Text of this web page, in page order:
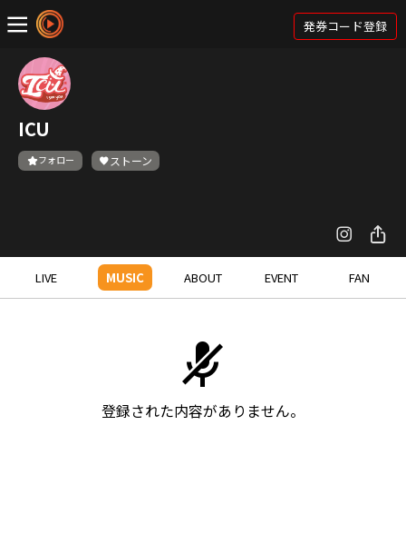
発券コード登録
ICU
フォロー ストーン
LIVE MUSIC ABOUT EVENT FAN
登録された内容がありません。